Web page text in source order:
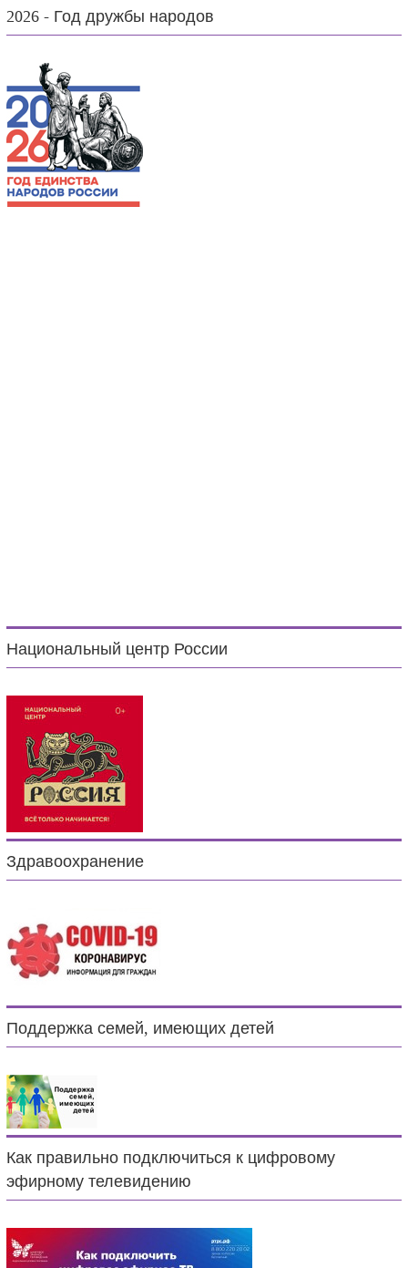
2026 - Год дружбы народов
Национальный центр России
Здравоохранение
Поддержка семей, имеющих детей
Как правильно подключиться к цифровому
эфирному телевидению